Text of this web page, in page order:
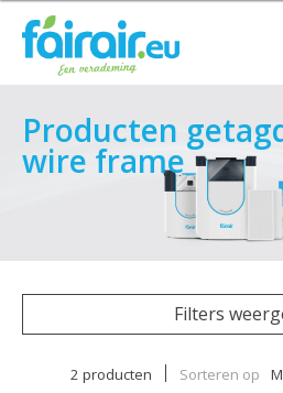
Producten
wire frame
Filters
2 producten Sorteren op